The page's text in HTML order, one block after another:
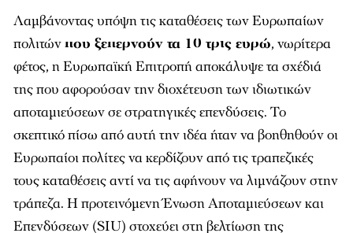
Λαμβάνοντας υπόψη τις καταθέσεις των Ευρωπαίων
πολιτώνπου ξεπερνούν τα 10 τρις ευρώ, νωρίτερα
φέτος, η Ευρωπαϊκή Επιτροπή αποκάλυψε τα σχέδιά
της που αφορούσαν την διοχέτευση των ιδιωτικών
αποταμιεύσεων σε στρατηγικές επενδύσεις. Το
σκεπτικό πίσω από αυτή την ιδέα ήταν να βοηθηθούν οι
Ευρωπαίοι πολίτες να κερδίζουν από τις τραπεζικές
τους καταθέσεις αντί να τις αφήνουν να λιμνάζουν στην
τράπεζα. Η προτεινόμενη Ένωση Αποταμιεύσεων και
Επενδύσεων (SIU) στοχεύει στη βελτίωση της